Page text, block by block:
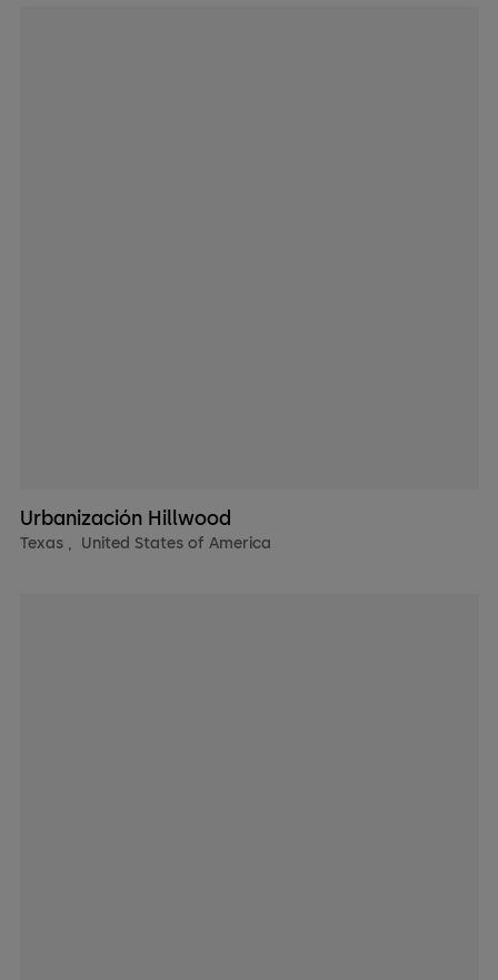
Urbanización Hillwood
Texas , United States of America